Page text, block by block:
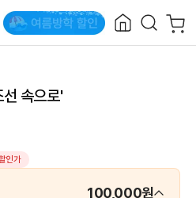
속으로'
인가
100,000원